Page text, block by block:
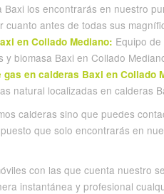
los encontrarás en nuestro
cuanto antes de todas sus
en Collado Mediano: Equipo
y biomasa Baxi en Collado
en calderas Baxi en Collado
natural localizadas en calderas
calderas sino que puedes
que solo encontrarás en
con las que cuenta nuestro
instantánea y profesional